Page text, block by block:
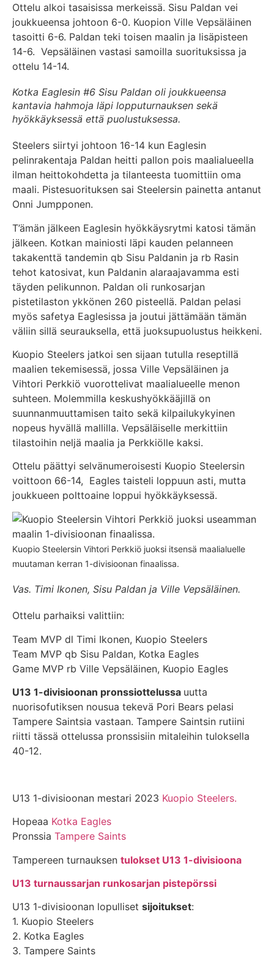
Ottelu alkoi tasaisissa merkeissä. Sisu Paldan vei
joukkueensa johtoon 6-0. Kuopion Ville Vepsäläinen
tasoitti 6-6. Paldan teki toisen maalin ja lisäpisteen
14-6. Vepsäläinen vastasi samoilla suorituksissa ja
ottelu 14-14.
Kotka Eaglesin #6 Sisu Paldan oli joukkueensa
kantavia hahmoja läpi lopputurnauksen sekä
hyökkäyksessä että puolustuksessa.
Steelers siirtyi johtoon 16-14 kun Eaglesin
pelinrakentaja Paldan heitti pallon pois maalialueella
ilman heittokohdetta ja tilanteesta tuomittiin oma
maali. Pistesuorituksen sai Steelersin painetta antanut
Onni Jumpponen.
T’ämän jälkeen Eaglesin hyökkäysrytmi katosi tämän
jälkeen. Kotkan mainiosti läpi kauden pelanneen
takakenttä tandemin qb Sisu Paldanin ja rb Rasin
tehot katosivat, kun Paldanin alaraajavamma esti
täyden pelikunnon. Paldan oli runkosarjan
pistetilaston ykkönen 260 pisteellä. Paldan pelasi
myös safetya Eaglesissa ja joutui jättämään tämän
väliin sillä seurauksella, että juoksupuolustus heikkeni.
Kuopio Steelers jatkoi sen sijaan tutulla reseptillä
maalien tekemisessä, jossa Ville Vepsäläinen ja
Vihtori Perkkiö vuorottelivat maalialueelle menon
suhteen. Molemmilla keskushyökkääjillä on
suunnanmuuttamisen taito sekä kilpailukykyinen
nopeus hyvällä mallilla. Vepsäläiselle merkittiin
tilastoihin neljä maalia ja Perkkiölle kaksi.
Ottelu päättyi selvänumeroisesti Kuopio Steelersin
voittoon 66-14, Eagles taisteli loppuun asti, mutta
joukkueen polttoaine loppui hyökkäyksessä.
Kuopio Steelersin Vihtori Perkkiö juoksi itsensä maalialuelle
muutaman kerran 1-divisioonan finaalissa.
Vas. Timi Ikonen, Sisu Paldan ja Ville Vepsäläinen.
Ottelu parhaiksi valittiin:
Team MVP dl Timi Ikonen, Kuopio Steelers
Team MVP qb Sisu Paldan, Kotka Eagles
Game MVP rb Ville Vepsäläinen, Kuopio Eagles
U13 1-divisioonan pronssiottelussa uutta
nuorisofutiksen nousua tekevä Pori Bears pelasi
Tampere Saintsia vastaan. Tampere Saintsin rutiini
riitti tässä ottelussa pronssisiin mitaleihin tuloksella
40-12.
U13 1-divisioonan mestari 2023 Kuopio Steelers.
Hopeaa Kotka Eagles
Pronssia Tampere Saints
Tampereen turnauksen tulokset U13 1-divisioona
U13 turnaussarjan runkosarjan pistepörssi
U13 1-divisioonan lopulliset sijoitukset:
1. Kuopio Steelers
2. Kotka Eagles
3. Tampere Saints